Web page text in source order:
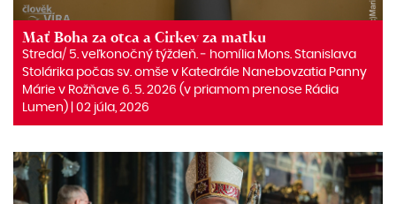
Mať Boha za otca a Cirkev za matku
Streda/ 5. veľkonočný týždeň. ‒ homília Mons. Stanislava
Stolárika počas sv. omše v Katedrále Nanebovzatia Panny
Márie v Rožňave 6. 5. 2026 (v priamom prenose Rádia
Lumen) | 02 júla, 2026